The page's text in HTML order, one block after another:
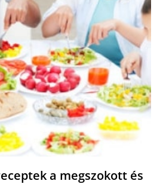
a megszokott és